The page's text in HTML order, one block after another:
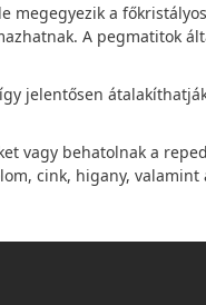
a
A pegmatitok
jelentősen
vagy behatolnak a
cink, higany,